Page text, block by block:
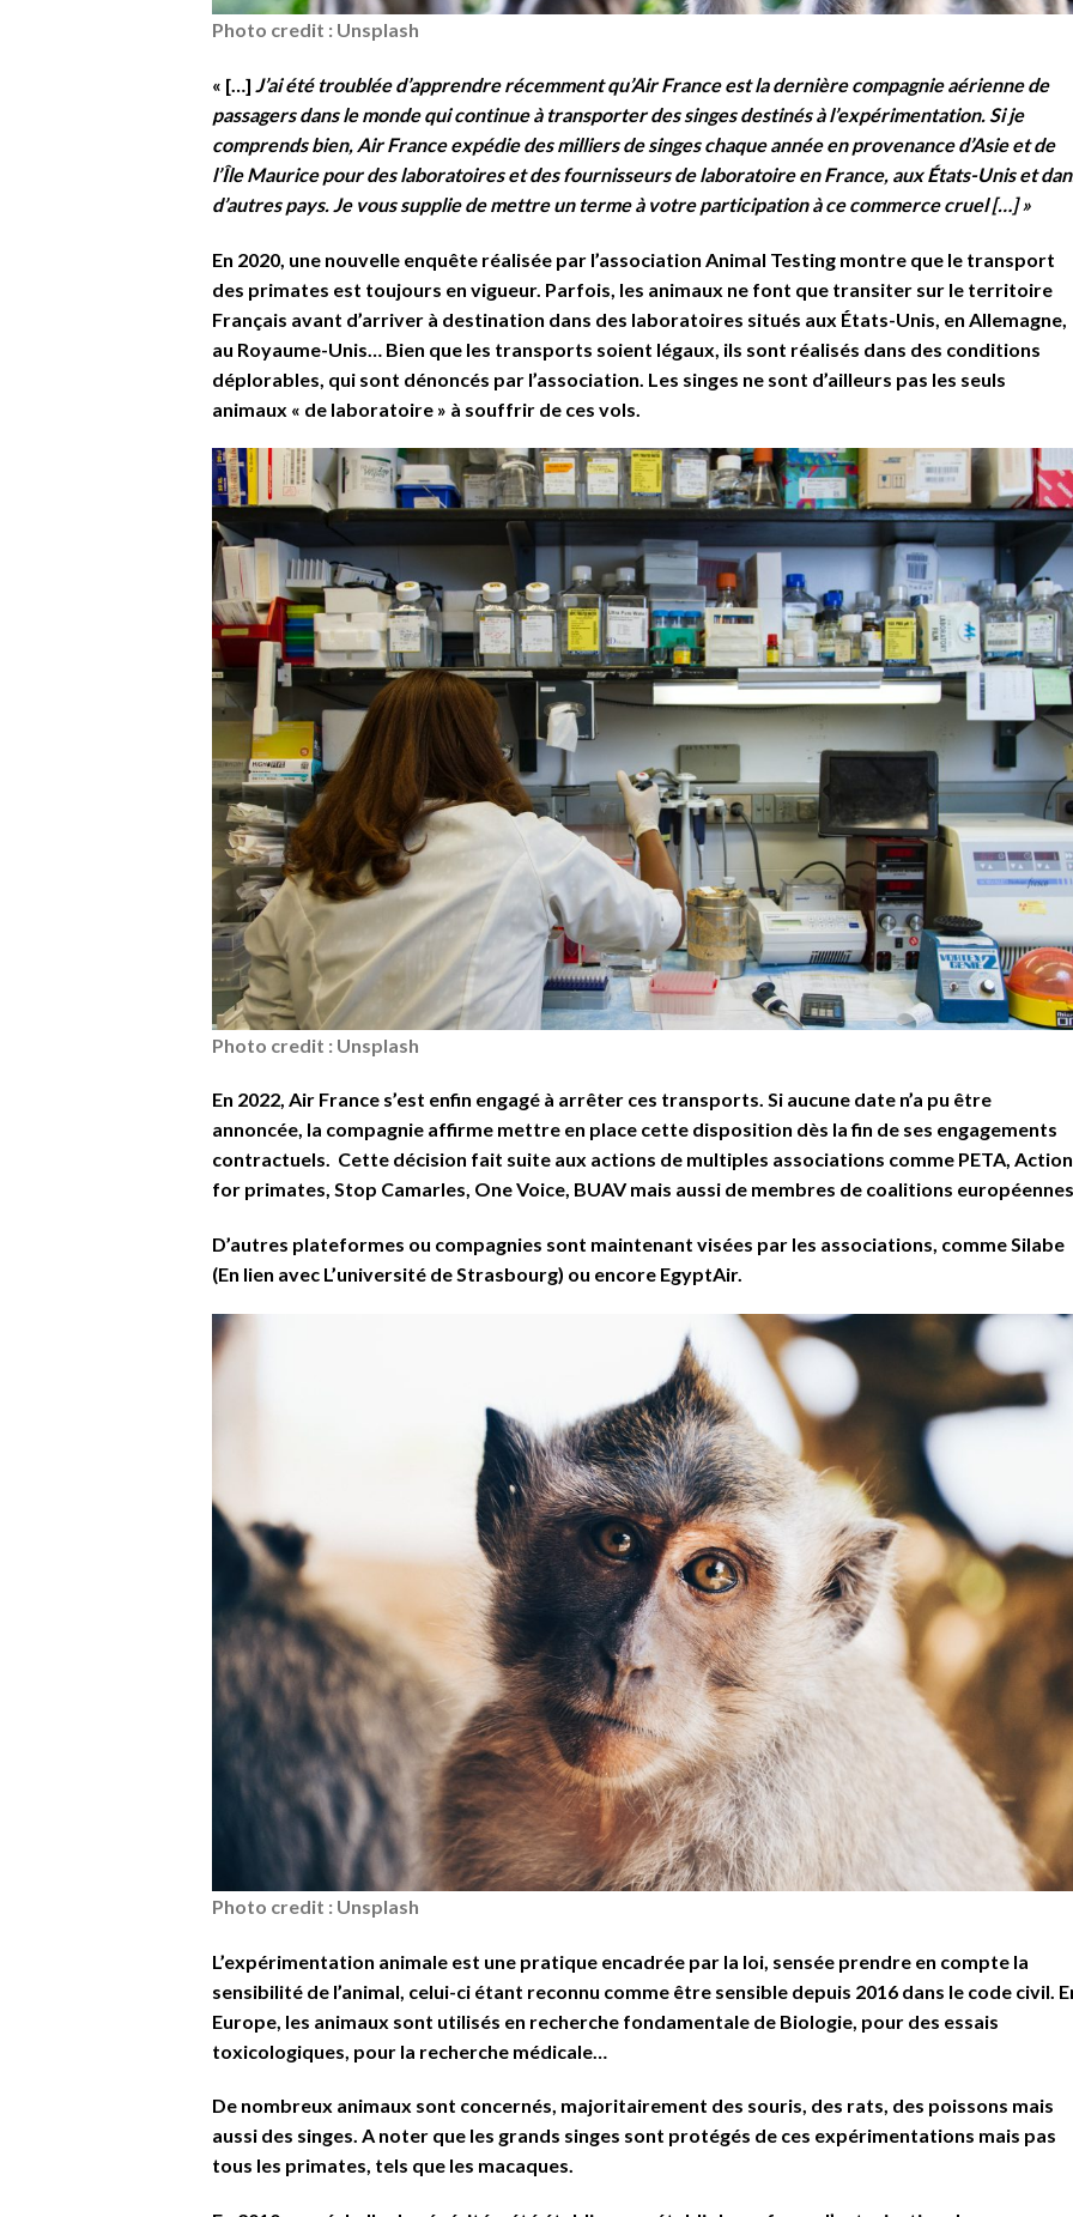
Photo credit : Unsplash
« […] J’ai été troublée d’apprendre récemment qu’Air France est la dernière compagnie aérienne de
passagers dans le monde qui continue à transporter des singes destinés à l’expérimentation. Si je
comprends bien, Air France expédie des milliers de singes chaque année en provenance d’Asie et de
l’Île Maurice pour des laboratoires et des fournisseurs de laboratoire en France, aux États-Unis et
d’autres pays. Je vous supplie de mettre un terme à votre participation à ce commerce cruel […] »
En 2020, une nouvelle enquête réalisée par l’association Animal Testing montre que le transport
des primates est toujours en vigueur. Parfois, les animaux ne font que transiter sur le territoire
Français avant d’arriver à destination dans des laboratoires situés aux États-Unis, en Allemagne,
au Royaume-Unis… Bien que les transports soient légaux, ils sont réalisés dans des conditions
déplorables, qui sont dénoncés par l’association. Les singes ne sont d’ailleurs pas les seuls
animaux « de laboratoire » à souffrir de ces vols.
Photo credit : Unsplash
En 2022, Air France s’est enfin engagé à arrêter ces transports. Si aucune date n’a pu être
annoncée, la compagnie affirme mettre en place cette disposition dès la fin de ses engagements
contractuels. Cette décision fait suite aux actions de multiples associations comme PETA, Action
for primates, Stop Camarles, One Voice, BUAV mais aussi de membres de coalitions
D’autres plateformes ou compagnies sont maintenant visées par les associations, comme Silabe
(En lien avec L’université de Strasbourg) ou encore EgyptAir.
Photo credit : Unsplash
L’expérimentation animale est une pratique encadrée par la loi, sensée prendre en compte la
sensibilité de l’animal, celui-ci étant reconnu comme être sensible depuis 2016 dans le code civil.
Europe, les animaux sont utilisés en recherche fondamentale de Biologie, pour des essais
toxicologiques, pour la recherche médicale…
De nombreux animaux sont concernés, majoritairement des souris, des rats, des poissons mais
aussi des singes. A noter que les grands singes sont protégés de ces expérimentations mais pas
tous les primates, tels que les macaques.